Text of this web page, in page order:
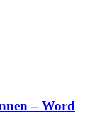
– Word